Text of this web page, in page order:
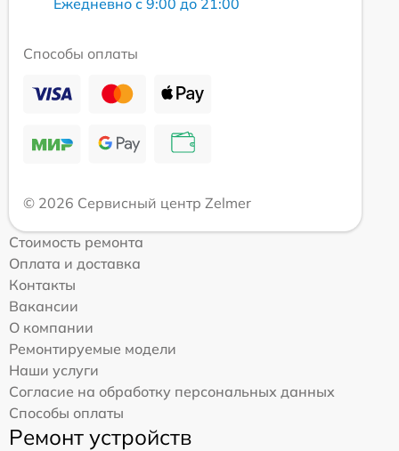
Способы оплаты
© 2026 Сервисный центр Zelmer
Стоимость ремонта
Оплата и доставка
Контакты
Вакансии
О компании
Ремонтируемые модели
Наши услуги
Согласие на обработку персональных данных
Способы оплаты
Ремонт устройств